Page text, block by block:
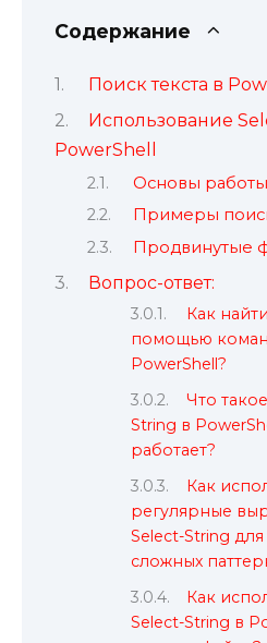
Содержание
Поиск текста в
Использование
PowerShell
Основы
Примеры
Продвинутые
Вопрос-ответ:
Как
помощью
PowerShell?
Что
String в
работает?
Как
регулярные
Select-String
сложных
Как
Select-String в